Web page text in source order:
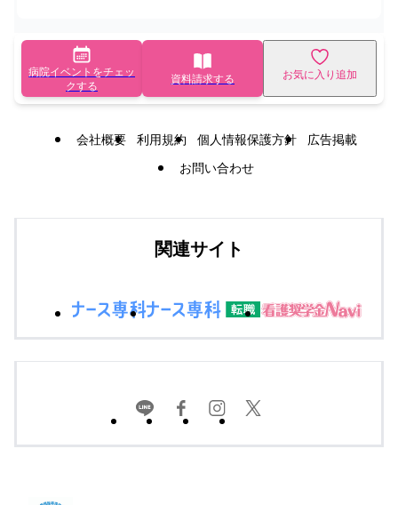
病院イベントをチェッ
クする
資料請求する お気に入り追加
会社概要 利用規約 個人情報保護方針
広告掲載
お問い合わせ
関連サイト